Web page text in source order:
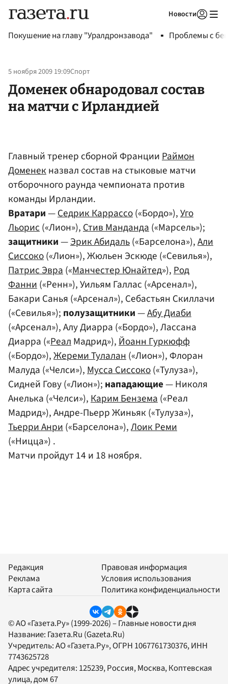
Новости
Покушение на главу "Уралдронзавода" Проблемы с
5 ноября 2009 19:09Спорт
Доменек обнародовал состав
на матчи с Ирландией
Главный тренер сборной ФранцииРаймон
Доменекназвал состав на стыковые матчи
отборочного раунда чемпионата против
команды Ирландии.
Вратари—Седрик Каррассо(«Бордо»),Уго
Льорис(«Лион»),Стив Манданда(«Марсель»);
защитники—Эрик Абидаль(«Барселона»),Али
Сиссоко(«Лион»), Жюльен Эскюде («Севилья»),
Патрис Эвра(«Манчестер Юнайтед»),Род
Фанни(«Ренн»), Уильям Галлас («Арсенал»),
Бакари Санья («Арсенал»), Себастьян Скиллачи
(«Севилья»); полузащитники—Абу Диаби
(«Арсенал»), Алу Диарра («Бордо»), Лассана
Диарра («РеалМадрид»),Йоанн Гуркюфф
(«Бордо»),Жереми Тулалан(«Лион»), Флоран
Малуда («Челси»),Мусса Сиссоко(«Тулуза»),
Сидней Гову («Лион»); нападающие— Николя
Анелька («Челси»),Карим Бензема(«Реал
Мадрид»), Андре-Пьерр Жиньяк («Тулуза»),
Тьерри Анри(«Барселона»),Лоик Реми
(«Ницца») .
Матчи пройдут 14 и 18 ноября.
Редакция
Реклама
Карта сайта
Правовая информация
Условия использования
Политика конфиденциальности
© АО «Газета.Ру» (1999-2026) – Главные новости дня
Название: Газета.Ru (Gazeta.Ru)
Учредитель:АО «Газета.Ру», ОГРН 1067761730376, ИНН
7743625728
Адрес учредителя: 125239, Россия, Москва, Коптевская
улица, дом 67